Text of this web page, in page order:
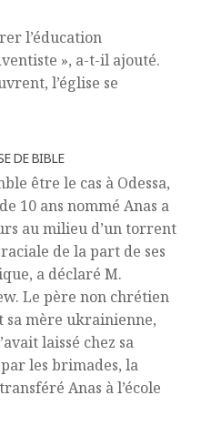
l’éducation
», a-t-il ajouté.
l’église se
DE BIBLE
être le cas à Odessa,
10 ans nommé Anas a
au milieu d’un torrent
de la part de ses
a déclaré M.
Le père non chrétien
mère ukrainienne,
laissé chez sa
les brimades, la
Anas à l’école